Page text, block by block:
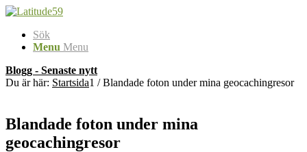
Sök
Menu Menu
Blogg - Senaste nytt
Du är här: Startsida1 / Blandade foton under mina geocachingresor
Blandade foton under mina
geocachingresor